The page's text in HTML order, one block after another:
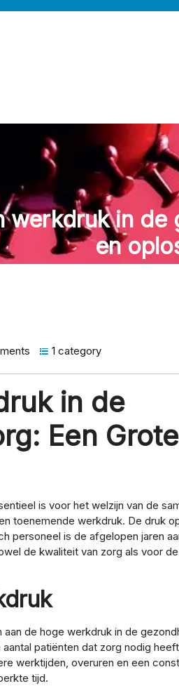
werkdruk in
en
1 category
in de
Een Grote
is voor het welzijn van de
toenemende werkdruk. De druk
personeel is de afgelopen jaren
de kwaliteit van zorg als voor
de hoge werkdruk in de
patiënten dat zorg nodig
werktijden, overuren en een
tijd.